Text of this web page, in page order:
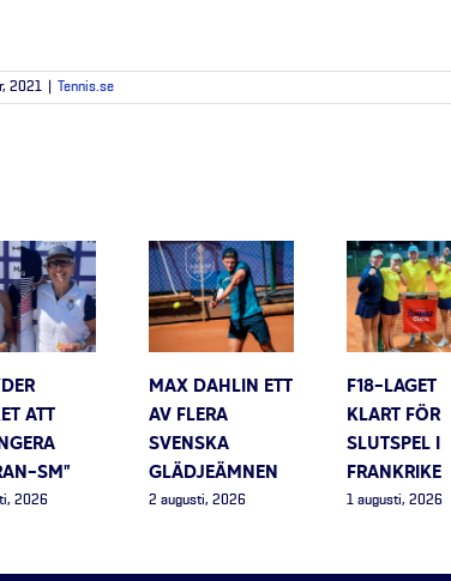
2021 Tennis.se
ATT
SM”
2026
MAX DAHLIN ETT
AV FLERA
SVENSKA
GLÄDJEÄMNEN
2 augusti, 2026
F18-LAGET
KLART FÖR
SLUTSPEL I
FRANKRIKE
1 augusti, 2026